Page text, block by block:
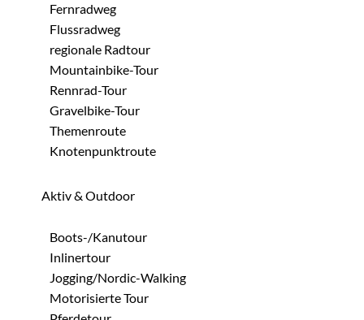
Fernradweg
Flussradweg
regionale Radtour
Mountainbike-Tour
Rennrad-Tour
Gravelbike-Tour
Themenroute
Knotenpunktroute
Aktiv & Outdoor
Boots-/Kanutour
Inlinertour
Jogging/Nordic-Walking
Motorisierte Tour